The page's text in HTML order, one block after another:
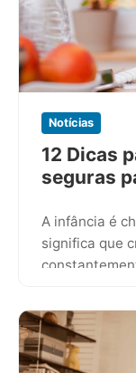
Notícias
12 Dicas
seguras
A infância é
significa que
vezes,